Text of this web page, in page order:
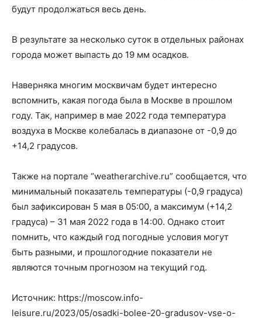
будут продолжаться весь день.
В результате за несколько суток в отдельных районах
города может выпасть до 19 мм осадков.
Наверняка многим москвичам будет интересно
вспомнить, какая погода была в Москве в прошлом
году. Так, например в мае 2022 года температура
воздуха в Москве колебалась в диапазоне от -0,9 до
+14,2 градусов.
Также на портале “weatherarchive.ru” сообщается, что
минимальный показатель температуры (-0,9 градуса)
был зафиксирован 5 мая в 05:00, а максимум (+14,2
градуса) – 31 мая 2022 года в 14:00. Однако стоит
помнить, что каждый год погодные условия могут
быть разными, и прошлогодние показатели не
являются точным прогнозом на текущий год.
Источник: https://moscow.info-
leisure.ru/2023/05/osadki-bolee-20-gradusov-vse-o-